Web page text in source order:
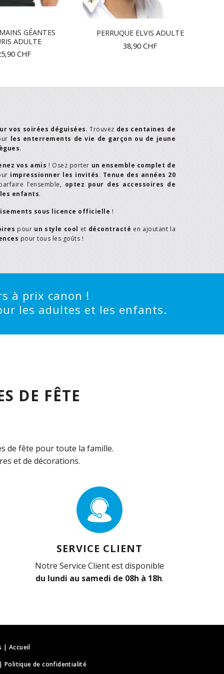
GÉANTES
ADULTE
CHF
PERRUQUE ELVIS ADULTE
38,90 CHF
vos soirées déguisées. Trouvez des centaines de
les enterrements de vie de garçon ou de jeune
.
vos amis ! Osez porter un ensemble complet de
impressionner les invités. Tenue des années 20
l’ensemble, optez pour des accessoires de
les enfants.
sous licence officielle !
pour un style cool et décontracté en ajoutant la
pour tous les goûts !
à prix canon !
les adultes et les enfants.
DE FÊTE
de fête pour toute la famille.
et de décorations.
SERVICE CLIENT
Notre Service Client est disponible
du lundi au samedi de 08h à 18h.
|Accueil
Politique de confidentialité